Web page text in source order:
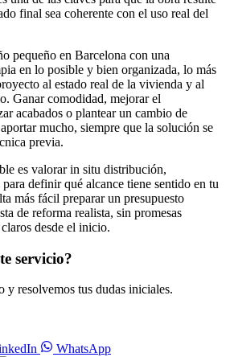
final sea coherente con el uso real del
pequeño en Barcelona con una
en lo posible y bien organizada, lo más
al estado real de la vivienda y al
Ganar comodidad, mejorar el
acabados o plantear un cambio de
mucho, siempre que la solución se
previa.
es valorar in situ distribución,
definir qué alcance tiene sentido en tu
más fácil preparar un presupuesto
de reforma realista, sin promesas
desde el inicio.
servicio?
y resolvemos tus dudas iniciales.
WhatsApp